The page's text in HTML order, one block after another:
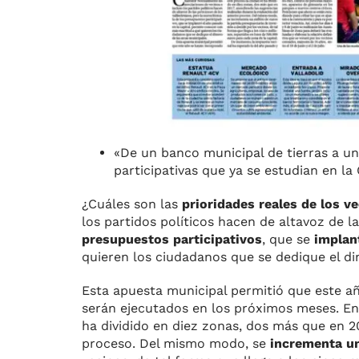
«De un banco municipal de tierras a
participativas que ya se estudian en
¿Cuáles son las prioridades reales de los
los partidos políticos hacen de altavoz de
presupuestos participativos, que se
quieren los ciudadanos que se dedique el
Esta apuesta municipal permitió que este
serán ejecutados en los próximos meses.
ha dividido en diez zonas, dos más que en
proceso. Del mismo modo, se incrementa